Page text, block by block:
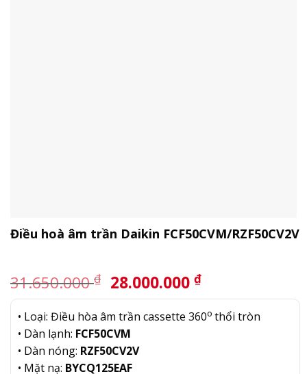
Điều hoà âm trần Daikin FCF50CVM/RZF50CV2V
31.650.000₫ Giá
gốc
là:
31.650.000 ₫.
28.000.000 ₫Giá
hiện
tại
• Loại: Điều hòa âm trần cassette 360o thổi tròn
• Dàn lạnh: FCF50CVM
• Dàn nóng: RZF50CV2V
• Mặt nạ: BYCQ125EAF